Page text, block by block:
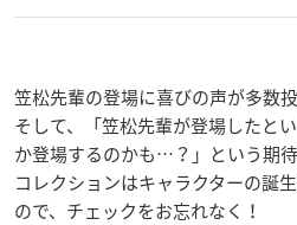
笠松先輩の登場に喜びの声が多数
そして、「笠松先輩が登場したと
か登場するのかも…？」という期待
コレクションはキャラクターの誕
ので、チェックをお忘れなく！